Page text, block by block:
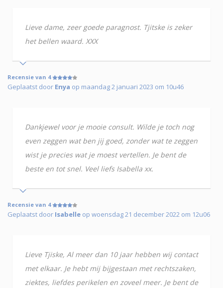
Lieve dame, zeer goede paragnost. Tjitske is zeker
het bellen waard. XXX
Recensie van 4
Geplaatst door Enya op maandag 2 januari 2023 om 10u46
Dankjewel voor je mooie consult. Wilde je toch nog
even zeggen wat ben jij goed, zonder wat te zeggen
wist je precies wat je moest vertellen. Je bent de
beste en tot snel. Veel liefs Isabella xx.
Recensie van 4
Geplaatst door Isabelle op woensdag 21 december 2022 om 12u06
Lieve Tjiske, Al meer dan 10 jaar hebben wij contact
met elkaar. Je hebt mij bijgestaan met rechtszaken,
ziektes, liefdes perikelen en zoveel meer. Je bent de